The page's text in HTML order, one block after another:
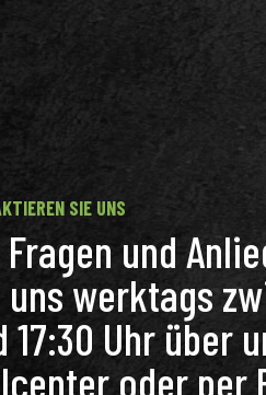
SIE UNS
Fragen und
uns werktags
17:30 Uhr über
oder per